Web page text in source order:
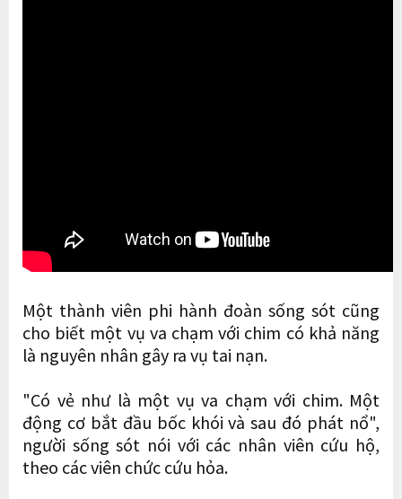
Một thành viên phi hành đoàn sống sót cũng
cho biết một vụ va chạm với chim có khả năng
là nguyên nhân gây ra vụ tai nạn.
"Có vẻ như là một vụ va chạm với chim. Một
động cơ bắt đầu bốc khói và sau đó phát nổ",
người sống sót nói với các nhân viên cứu hộ,
theo các viên chức cứu hỏa.